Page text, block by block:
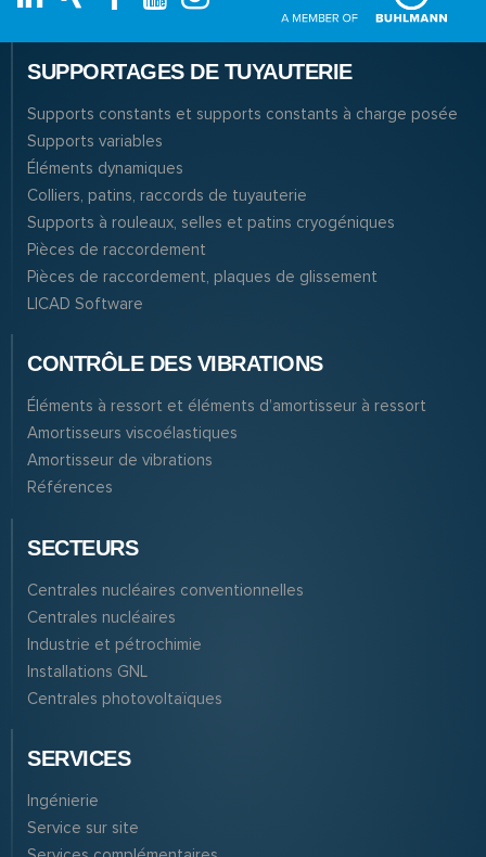
SUPPORTAGES DE TUYAUTERIE
Supports constants et supports constants à charge posée
Supports variables
Éléments dynamiques
Colliers, patins, raccords de tuyauterie
Supports à rouleaux, selles et patins cryogéniques
Pièces de raccordement
Pièces de raccordement, plaques de glissement
LICAD Software
CONTRÔLE DES VIBRATIONS
Éléments à ressort et éléments d’amortisseur à ressort
Amortisseurs viscoélastiques
Amortisseur de vibrations
Références
SECTEURS
Centrales nucléaires conventionnelles
Centrales nucléaires
Industrie et pétrochimie
Installations GNL
Centrales photovoltaïques
SERVICES
Ingénierie
Service sur site